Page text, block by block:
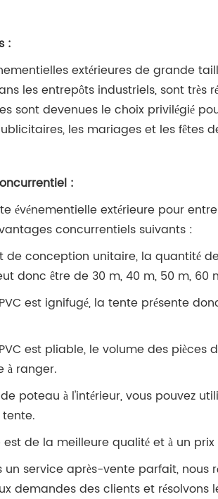
:
extérieures de grande
les entrepôts industriels, sont très
sont devenues le choix privilégié
les mariages et les fêtes
:
événementielle extérieure pour
concurrentiels suivants :
de conception unitaire, la quantité
donc être de 30 m, 40 m, 50 m, 60
est ignifugé, la tente présente
est pliable, le volume des pièces
à ranger.
poteau à l'intérieur, vous pouvez
de la meilleure qualité et à un prix
un service après-vente parfait, nous
demandes des clients et résolvons